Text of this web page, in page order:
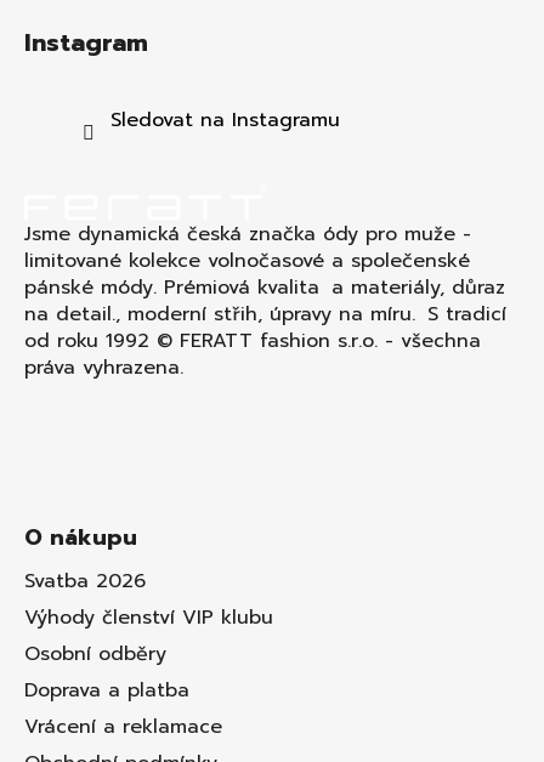
Instagram
Sledovat na Instagramu
Jsme dynamická česká značka ódy pro muže -
limitované kolekce volnočasové a společenské
pánské módy. Prémiová kvalita a materiály, důraz
na detail., moderní střih, úpravy na míru. S tradicí
od roku 1992 © FERATT fashion s.r.o. - všechna
práva vyhrazena.
O nákupu
Svatba 2026
Výhody členství VIP klubu
Osobní odběry
Doprava a platba
Vrácení a reklamace